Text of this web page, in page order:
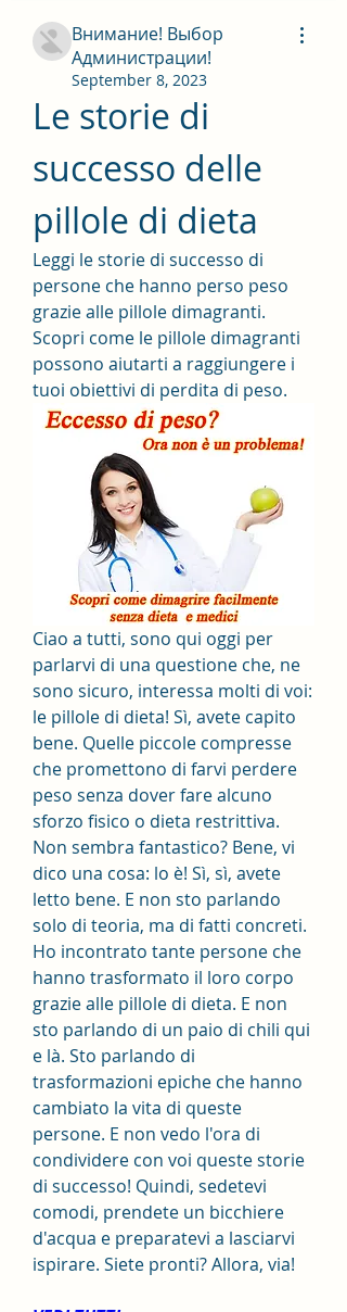
Внимание! Выбор
Администрации!
September 8, 2023
Le storie di
successo delle
pillole di dieta
Leggi le storie di successo di
persone che hanno perso peso
grazie alle pillole dimagranti.
Scopri come le pillole dimagranti
possono aiutarti a raggiungere i
tuoi obiettivi di perdita di peso.
Ciao a tutti, sono qui oggi per
parlarvi di una questione che, ne
sono sicuro, interessa molti di voi:
le pillole di dieta! Sì, avete capito
bene. Quelle piccole compresse
che promettono di farvi perdere
peso senza dover fare alcuno
sforzo fisico o dieta restrittiva.
Non sembra fantastico? Bene, vi
dico una cosa: lo è! Sì, sì, avete
letto bene. E non sto parlando
solo di teoria, ma di fatti concreti.
Ho incontrato tante persone che
hanno trasformato il loro corpo
grazie alle pillole di dieta. E non
sto parlando di un paio di chili qui
e là. Sto parlando di
trasformazioni epiche che hanno
cambiato la vita di queste
persone. E non vedo l'ora di
condividere con voi queste storie
di successo! Quindi, sedetevi
comodi, prendete un bicchiere
d'acqua e preparatevi a lasciarvi
ispirare. Siete pronti? Allora, via!